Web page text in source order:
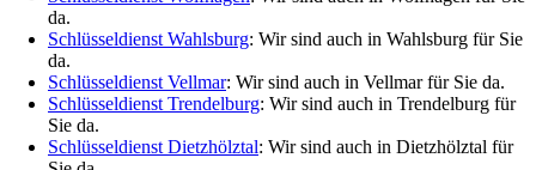
da.
Schlüsseldienst Wahlsburg: Wir sind auch in Wahlsburg für Sie
da.
Schlüsseldienst Vellmar: Wir sind auch in Vellmar für Sie da.
Schlüsseldienst Trendelburg: Wir sind auch in Trendelburg für
Sie da.
Schlüsseldienst Dietzhölztal: Wir sind auch in Dietzhölztal für